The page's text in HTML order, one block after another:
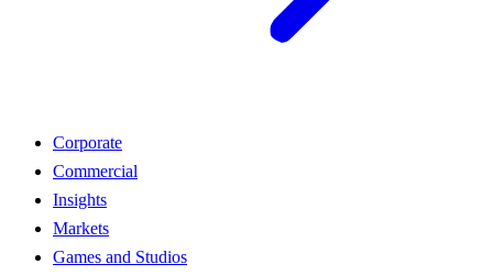
Corporate
Commercial
Insights
Markets
Games and Studios